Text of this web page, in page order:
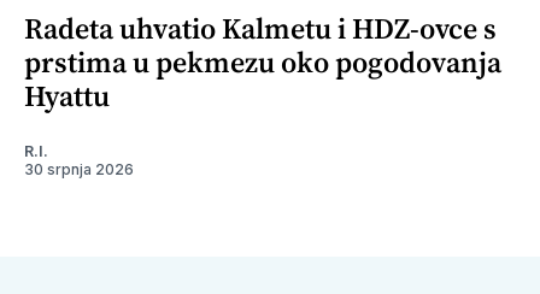
Radeta uhvatio Kalmetu i HDZ-ovce s
prstima u pekmezu oko pogodovanja
Hyattu
R.I.
30 srpnja 2026